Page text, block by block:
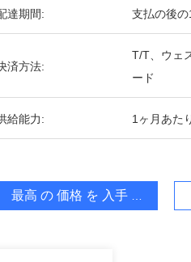
達期間: 支払の後
済方法:
T/T、ウェ
ード
給能力: 1ヶ月あた
最高 の 価格 を 入手 する